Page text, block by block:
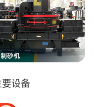
设备